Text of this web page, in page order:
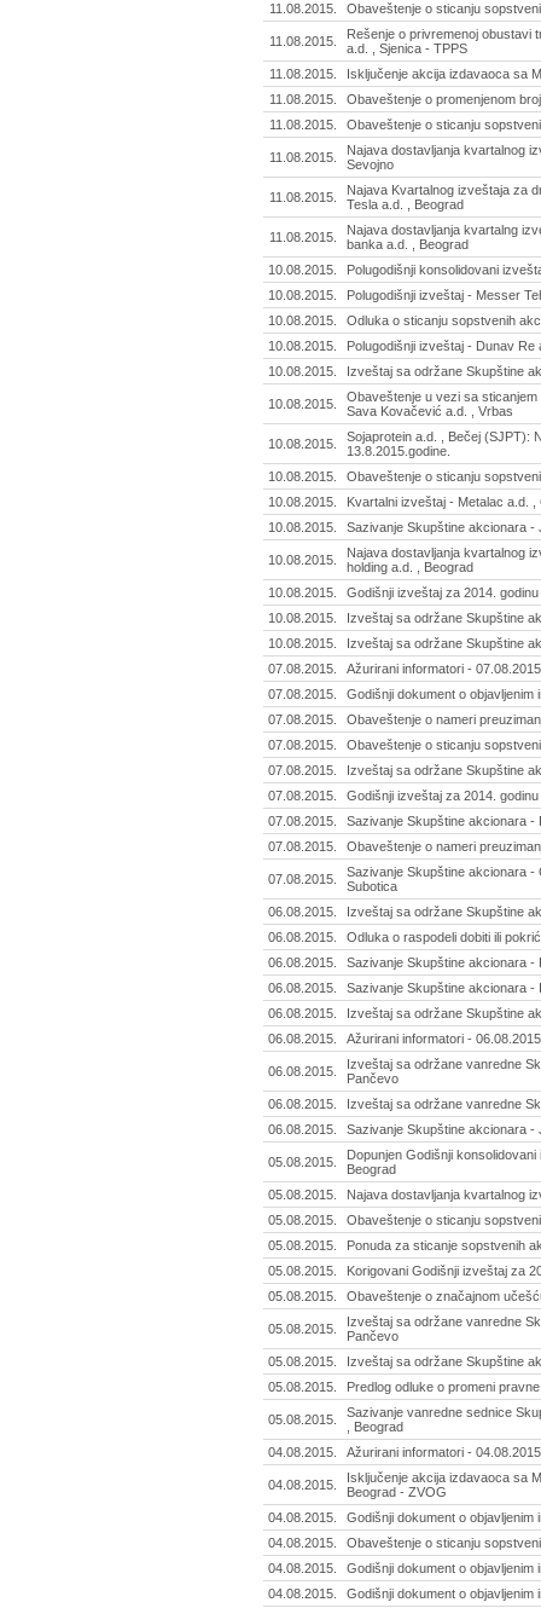
11.08.2015.
Obaveštenje o sticanju
11.08.2015.
Rešenje o privremenoj obustavi
a.d. , Sjenica - TPPS
11.08.2015.
Isključenje akcija izdavaoca sa
11.08.2015.
Obaveštenje o promenjenom
11.08.2015.
Obaveštenje o sticanju
11.08.2015.
Najava dostavljanja kvartalnog
Sevojno
11.08.2015.
Najava Kvartalnog izveštaja za
Tesla a.d. , Beograd
11.08.2015.
Najava dostavljanja kvartalng
banka a.d. , Beograd
10.08.2015.
Polugodišnji konsolidovani
10.08.2015.
Polugodišnji izveštaj - Messer
10.08.2015.
Odluka o sticanju sopstvenih
10.08.2015.
Polugodišnji izveštaj - Dunav Re
10.08.2015.
Izveštaj sa održane Skupštine
10.08.2015.
Obaveštenje u vezi sa
Sava Kovačević a.d. , Vrbas
10.08.2015.
Sojaprotein a.d. , Bečej (SJPT):
13.8.2015.godine.
10.08.2015.
Obaveštenje o sticanju
10.08.2015.
Kvartalni izveštaj - Metalac a.d. ,
10.08.2015.
Sazivanje Skupštine akcionara -
10.08.2015.
Najava dostavljanja kvartalnog
holding a.d. , Beograd
10.08.2015.
Godišnji izveštaj za 2014.
10.08.2015.
Izveštaj sa održane Skupštine
10.08.2015.
Izveštaj sa održane Skupštine
07.08.2015.
Ažurirani informatori - 07.08.2015
07.08.2015.
Godišnji dokument o objavljenim
07.08.2015.
Obaveštenje o nameri
07.08.2015.
Obaveštenje o sticanju
07.08.2015.
Izveštaj sa održane Skupštine
07.08.2015.
Godišnji izveštaj za 2014.
07.08.2015.
Sazivanje Skupštine akcionara -
07.08.2015.
Obaveštenje o nameri
07.08.2015.
Sazivanje Skupštine akcionara
Subotica
06.08.2015.
Izveštaj sa održane Skupštine
06.08.2015.
Odluka o raspodeli dobiti ili
06.08.2015.
Sazivanje Skupštine akcionara -
06.08.2015.
Sazivanje Skupštine akcionara -
06.08.2015.
Izveštaj sa održane Skupštine
06.08.2015.
Ažurirani informatori - 06.08.2015
06.08.2015.
Izveštaj sa održane vanredne
Pančevo
06.08.2015.
Izveštaj sa održane vanredne
06.08.2015.
Sazivanje Skupštine akcionara -
05.08.2015.
Dopunjen Godišnji
Beograd
05.08.2015.
Najava dostavljanja kvartalnog
05.08.2015.
Obaveštenje o sticanju
05.08.2015.
Ponuda za sticanje sopstvenih
05.08.2015.
Korigovani Godišnji izveštaj za
05.08.2015.
Obaveštenje o značajnom
05.08.2015.
Izveštaj sa održane vanredne
Pančevo
05.08.2015.
Izveštaj sa održane Skupštine
05.08.2015.
Predlog odluke o promeni
05.08.2015.
Sazivanje vanredne sednice
, Beograd
04.08.2015.
Ažurirani informatori - 04.08.2015
04.08.2015.
Isključenje akcija izdavaoca sa
Beograd - ZVOG
04.08.2015.
Godišnji dokument o
04.08.2015.
Obaveštenje o sticanju
04.08.2015.
Godišnji dokument o objavljenim
04.08.2015.
Godišnji dokument o objavljenim